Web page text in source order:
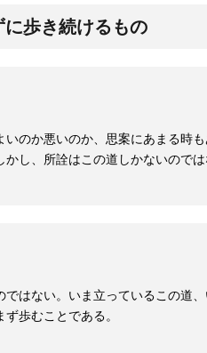
に歩き続けるもの
のか悪いのか、思案にあまる時
かし、所詮はこの道しかないのでは
はない。いま立っているこの道
ず歩むことである。